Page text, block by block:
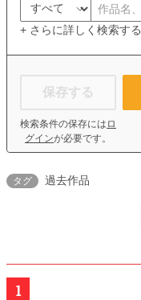
+ さらに詳しく検索する
保存する
検索条件の保存には ロ
グインが必要です。
タグ 過去作品
1